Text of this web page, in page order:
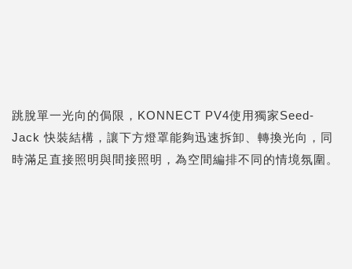
跳脫單一光向的侷限，KONNECT PV4使用獨家Seed-
Jack 快裝結構，讓下方燈罩能夠迅速拆卸、轉換光向，同
時滿足直接照明與間接照明 ，為空間編排不同的情境氛圍。